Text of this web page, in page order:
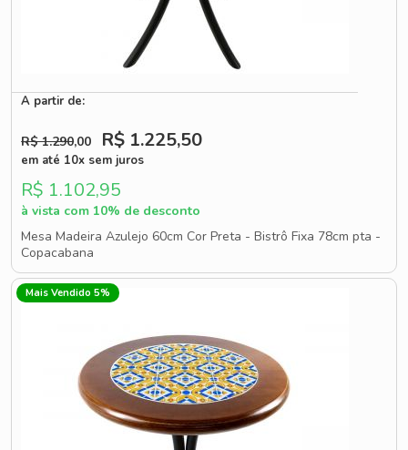
A partir de:
R$ 1.290,00 R$ 1.225,50
em até 10x sem juros
R$ 1.102,95
à vista com 10% de desconto
Mesa Madeira Azulejo 60cm Cor Preta - Bistrô Fixa 78cm pta -
Copacabana
Mais Vendido 5%